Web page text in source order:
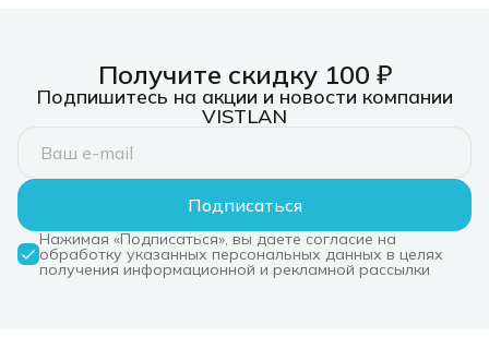
Получите скидку 100 ₽
Подпишитесь на акции и новости компании
VISTLAN
Подписаться
Нажимая «Подписаться», вы даете согласие на
обработку указанных персональных данных в целях
получения информационной и рекламной рассылки